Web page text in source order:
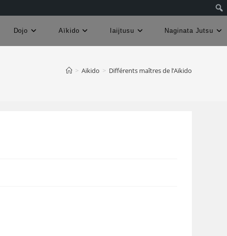
Dojo Aïkido Iaijtusu Naginata Jutsu
> Aikido > Différents maîtres de l’Aïkido